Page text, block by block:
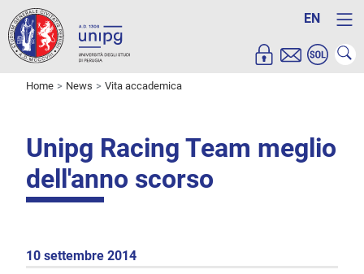
EN
Home News Vita accademica
Unipg Racing Team meglio
dell'anno scorso
10 settembre 2014